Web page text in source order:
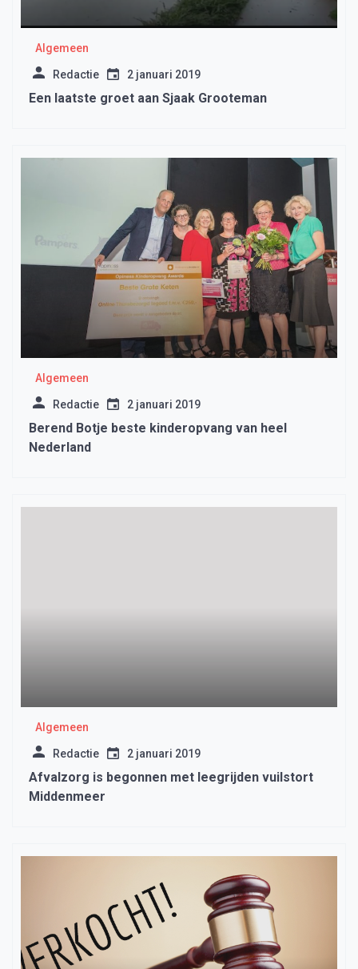
Algemeen
Redactie 2 januari 2019
Een laatste groet aan Sjaak Grooteman
Algemeen
Redactie 2 januari 2019
Berend Botje beste kinderopvang van heel
Nederland
Algemeen
Redactie 2 januari 2019
Afvalzorg is begonnen met leegrijden vuilstort
Middenmeer